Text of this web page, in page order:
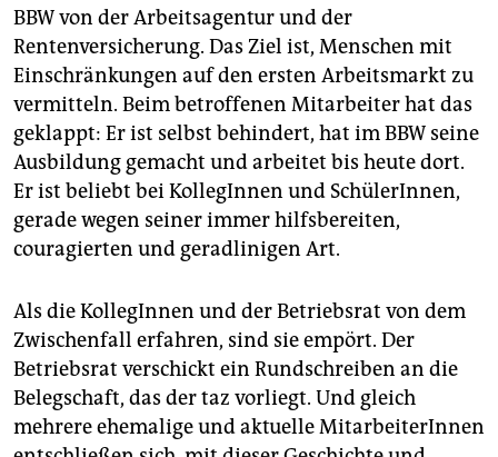
BBW von der Arbeitsagentur und der
Rentenversicherung. Das Ziel ist, Menschen mit
Einschränkungen auf den ersten Arbeitsmarkt zu
vermitteln. Beim betroffenen Mitarbeiter hat das
geklappt: Er ist selbst behindert, hat im BBW seine
Ausbildung gemacht und arbeitet bis heute dort.
Er ist beliebt bei KollegInnen und SchülerInnen,
gerade wegen seiner immer hilfsbereiten,
couragierten und geradlinigen Art.
Als die KollegInnen und der Betriebsrat von dem
Zwischenfall erfahren, sind sie empört. Der
Betriebsrat verschickt ein Rundschreiben an die
Belegschaft, das der taz vorliegt. Und gleich
mehrere ehemalige und aktuelle MitarbeiterInnen